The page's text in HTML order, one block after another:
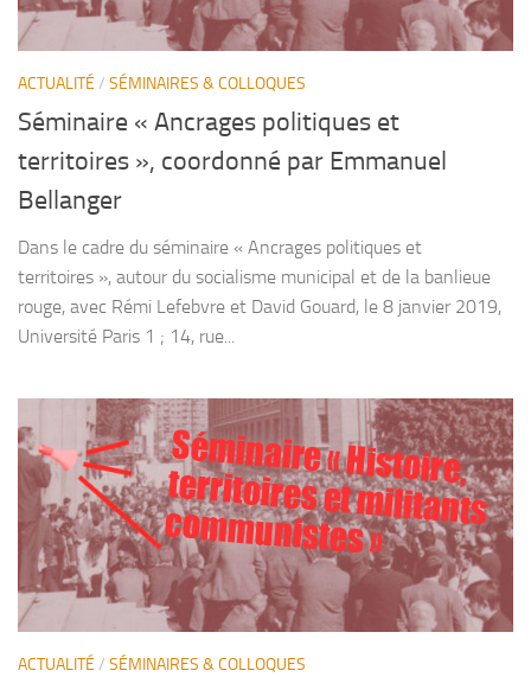
ACTUALITÉ / SÉMINAIRES & COLLOQUES
Séminaire « Ancrages politiques et
territoires », coordonné par Emmanuel
Bellanger
Dans le cadre du séminaire « Ancrages politiques et
territoires », autour du socialisme municipal et de la banlieue
rouge, avec Rémi Lefebvre et David Gouard, le 8 janvier 2019,
Université Paris 1 ; 14, rue...
Sém
inaire « Histoire,
territoires et m
ilitants
com
m
unistes »
ACTUALITÉ / SÉMINAIRES & COLLOQUES